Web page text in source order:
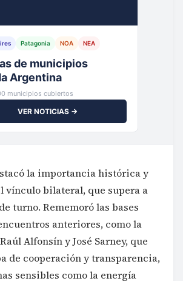
Patagonia NOA NEA
de municipios
Argentina
municipios cubiertos
VER NOTICIAS →
la importancia histórica y
vínculo bilateral, que supera a
turno. Rememoró las bases
anteriores, como la
Alfonsín y José Sarney, que
de cooperación y transparencia,
sensibles como la energía